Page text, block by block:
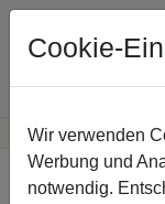
Günstige
Startseite
Cookie-
Wir verwenden
Werbung und
notwendig.